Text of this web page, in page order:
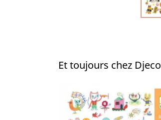
Et toujours chez Djeco